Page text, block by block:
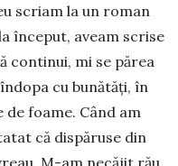
scriam la un roman
început, aveam scrise
continui, mi se părea
cu bunătăți, în
foame. Când am
că dispăruse din
M-am necăjit rău,